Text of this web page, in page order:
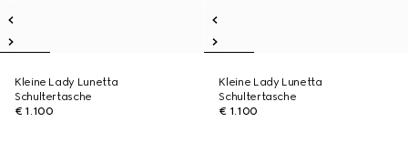
Kleine Lady Lunetta
Schultertasche
€ 1.100
Kleine Lady Lunetta
Schultertasche
€ 1.100